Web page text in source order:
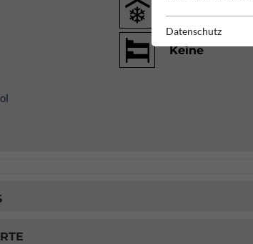
Keine
Datenschutz